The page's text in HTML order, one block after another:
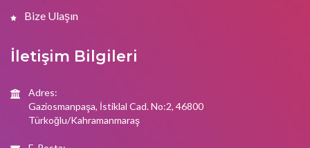
Bize Ulaşın
İletişim Bilgileri
Adres:
Gaziosmanpaşa, İstiklal Cad. No:2, 46800
Türkoğlu/Kahramanmaraş